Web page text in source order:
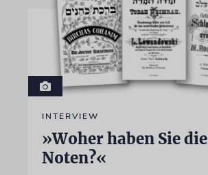
INTERVIEW
»Woher haben Sie die
Noten?«